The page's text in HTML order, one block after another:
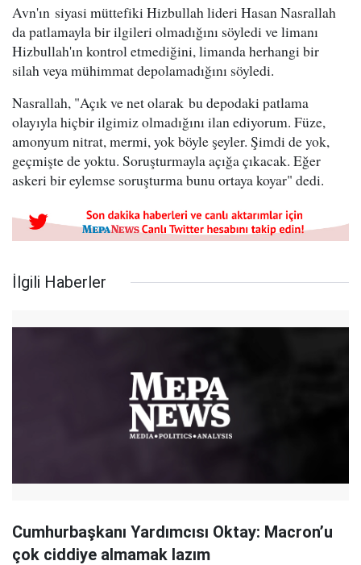
Avn'ın siyasi müttefiki Hizbullah lideri Hasan Nasrallah
da patlamayla bir ilgileri olmadığını söyledi ve limanı
Hizbullah'ın kontrol etmediğini, limanda herhangi bir
silah veya mühimmat depolamadığını söyledi.
Nasrallah, "Açık ve net olarak bu depodaki patlama
olayıyla hiçbir ilgimiz olmadığını ilan ediyorum. Füze,
amonyum nitrat, mermi, yok böyle şeyler. Şimdi de yok,
geçmişte de yoktu. Soruşturmayla açığa çıkacak. Eğer
askeri bir eylemse soruşturma bunu ortaya koyar" dedi.
İlgili Haberler
Cumhurbaşkanı Yardımcısı Oktay: Macron’u
çok ciddiye almamak lazım